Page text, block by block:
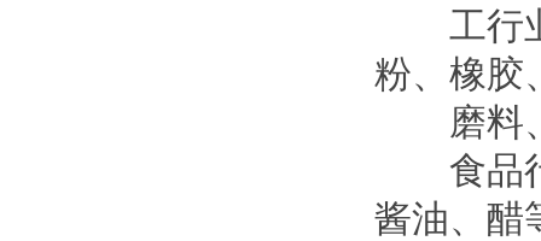
工行业
粉、橡胶
磨料、
食品行
酱油、醋